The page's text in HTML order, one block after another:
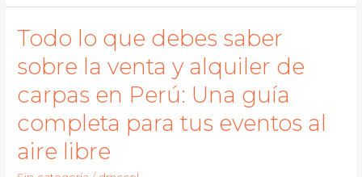
Evento
Aire
Libre:
y
Alquiler
Carpas
Todo lo que debes saber
sobre la venta y alquiler de
carpas en Perú: Una guía
completa para tus eventos al
aire libre